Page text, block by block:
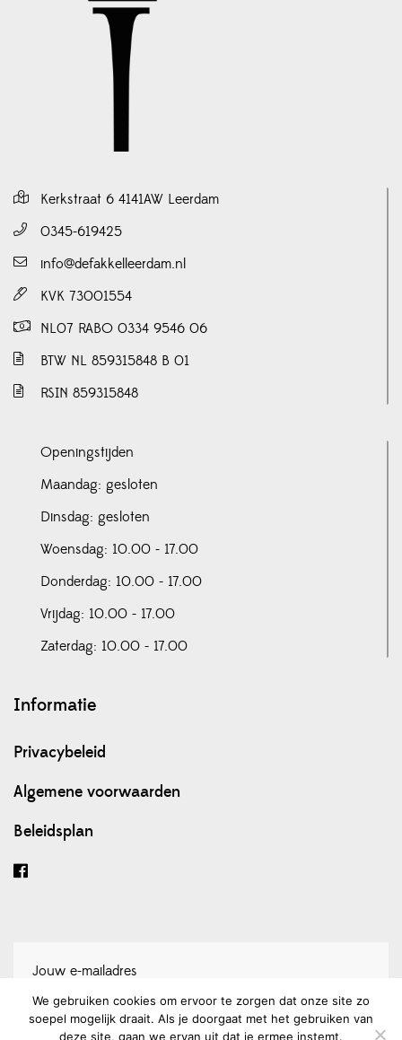
Kerkstraat 6 4141AW Leerdam
0345-619425
info@defakkelleerdam.nl
KVK 73001554
NL07 RABO 0334 9546 06
BTW NL 859315848 B 01
RSIN 859315848
Openingstijden
Maandag: gesloten
Dinsdag: gesloten
Woensdag: 10.00 - 17.00
Donderdag: 10.00 - 17.00
Vrijdag: 10.00 - 17.00
Zaterdag: 10.00 - 17.00
Informatie
Privacybeleid
Algemene voorwaarden
Beleidsplan
We gebruiken cookies om ervoor te zorgen dat onze site zo
soepel mogelijk draait. Als je doorgaat met het gebruiken van
deze site, gaan we ervan uit dat je ermee instemt.